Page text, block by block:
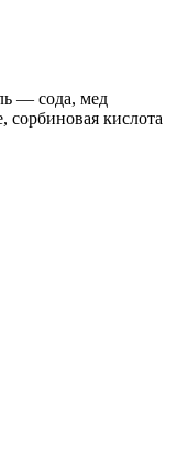
— сода, мед
кислота